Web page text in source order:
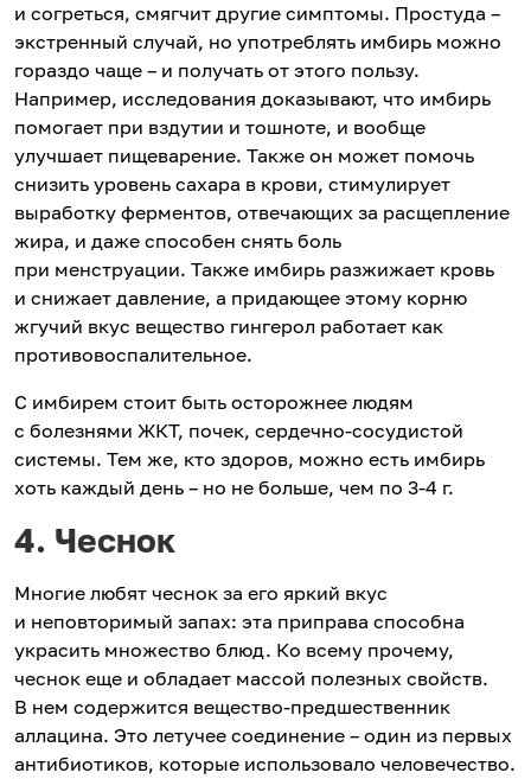
и согреться, смягчит другие симптомы. Простуда –
экстренный случай, но употреблять имбирь можно
гораздо чаще – и получать от этого пользу.
Например, исследования доказывают, что имбирь
помогает при вздутии и тошноте, и вообще
улучшает пищеварение. Также он может помочь
снизить уровень сахара в крови, стимулирует
выработку ферментов, отвечающих за расщепление
жира, и даже способен снять боль
при менструации. Также имбирь разжижает кровь
и снижает давление, а придающее этому корню
жгучий вкус вещество гингерол работает как
противовоспалительное.
С имбирем стоит быть осторожнее людям
с болезнями ЖКТ, почек, сердечно-сосудистой
системы. Тем же, кто здоров, можно есть имбирь
хоть каждый день – но не больше, чем по 3-4 г.
4. Чеснок
Многие любят чеснок за его яркий вкус
и неповторимый запах: эта приправа способна
украсить множество блюд. Ко всему прочему,
чеснок еще и обладает массой полезных свойств.
В нем содержится вещество-предшественник
аллацина. Это летучее соединение – один из первых
антибиотиков, которые использовало человечество.